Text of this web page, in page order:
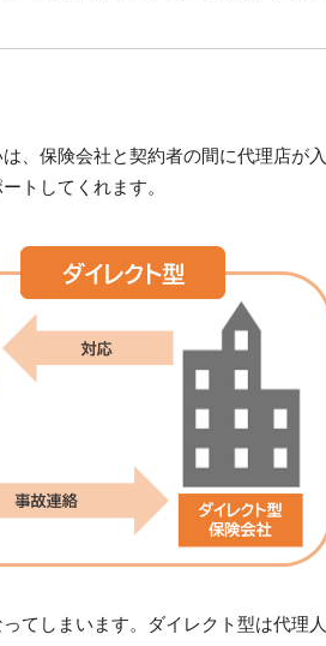
、保険会社と契約者の間に代理店が入
トしてくれます。
てしまいます。ダイレクト型は代理人